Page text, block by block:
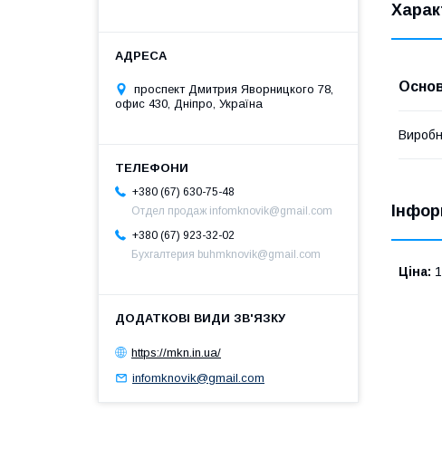
Ціна:
проспект Дмитрия Яворницкого 78,
офис 430, Дніпро, Україна
+380 (67) 630-75-48
Отдел продаж infomknovik@gmail.com
+380 (67) 923-32-02
Бухгалтерия buhmknovik@gmail.com
https://mkn.in.ua/
infomknovik@gmail.com